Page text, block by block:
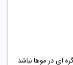
ای در موها نباشد